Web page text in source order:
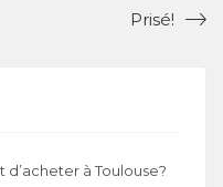
Prisé!
à Toulouse?